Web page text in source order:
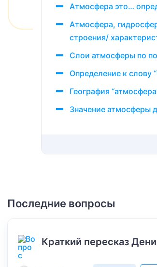
Атмосфера это…
Атмосфера,
строения/
Слои атмосферы по
Определение к слову
География
Значение атмосферы
Последние вопросы
Краткий пересказ